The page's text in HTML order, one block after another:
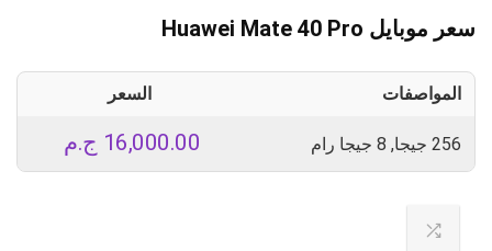
سعر موبايل Huawei Mate 40 Pro
المواصفات السعر
256 جيجا, 8 جيجا رام ج.م 16,000.00